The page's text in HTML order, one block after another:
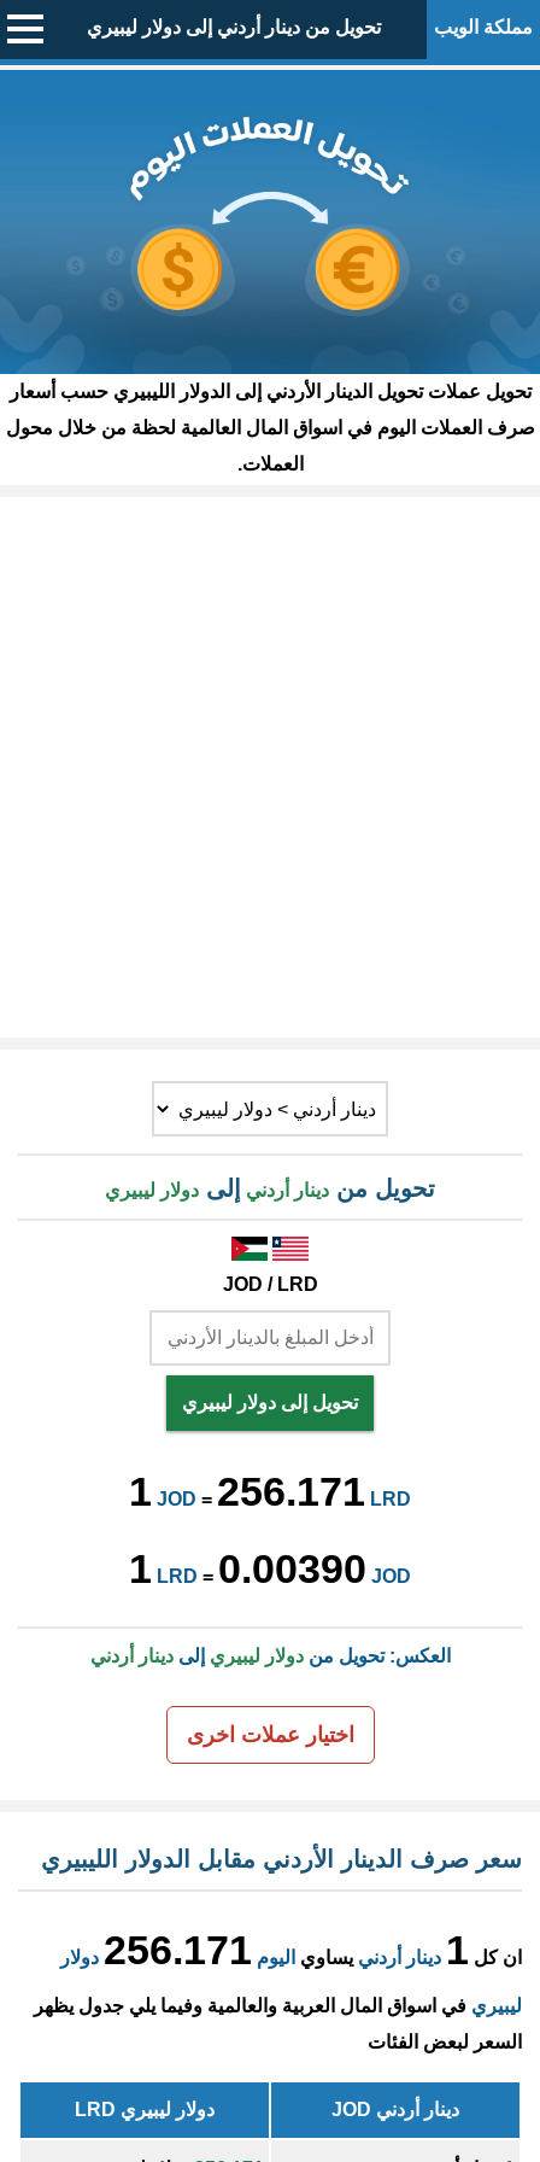
مملكة الويب تحويل من دينار أردني إلى دولار ليبيري
تحويل عملات تحويل الدينار الأردني إلى الدولار الليبيري حسب أسعار
صرف العملات اليوم في اسواق المال العالمية لحظة من خلال محول
العملات.
تحويل من دينار أردني إلى دولار ليبيري
JOD / LRD
تحويل إلى دولار ليبيري
1 JOD = 256.171 LRD
1 LRD = 0.00390 JOD
العكس: تحويل مندولار ليبيري إلىدينار أردني
اختيار عملات اخرى
سعر صرف الدينار الأردني مقابل الدولار الليبيري
ان كل 1 دينار أردني يساوي اليوم 256.171 دولار
ليبيري في اسواق المال العربية والعالمية وفيما يلي جدول يظهر
السعر لبعض الفئات
دينار أردني JOD دولار ليبيري LRD